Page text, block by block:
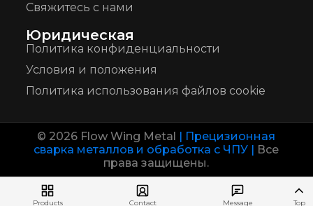
Свяжитесь с нами
Юридическая
Политика конфиденциальности
Условия и положения
Политика использования файлов cookie
© 2026 Flow Wing Metal | Прецизионная
сварка металлов и обработка с ЧПУ | Все
права защищены.
Products Contact Message Top